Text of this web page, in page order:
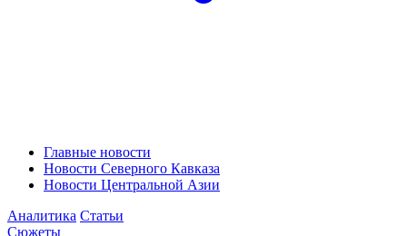
Главные новости
Новости Северного Кавказа
Новости Центральной Азии
Аналитика Статьи
Сюжеты